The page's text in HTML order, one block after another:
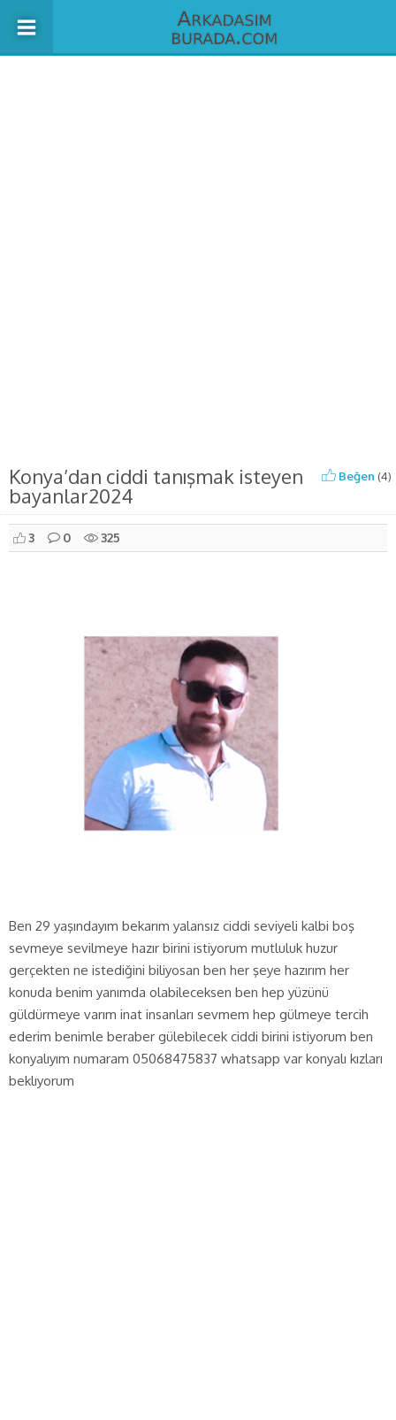
Konya’dan ciddi tanışmak isteyen
bayanlar2024
Beğen (4)
3 0 325
Ben 29 yaşındayım bekarım yalansız ciddi seviyeli kalbi boş
sevmeye sevilmeye hazır birini istiyorum mutluluk huzur
gerçekten ne istediğini biliyosan ben her şeye hazırım her
konuda benim yanımda olabileceksen ben hep yüzünü
güldürmeye varım inat insanları sevmem hep gülmeye tercih
ederim benimle beraber gülebilecek ciddi birini istiyorum ben
konyalıyım numaram 05068475837 whatsapp var konyalı kızları
beklıyorum